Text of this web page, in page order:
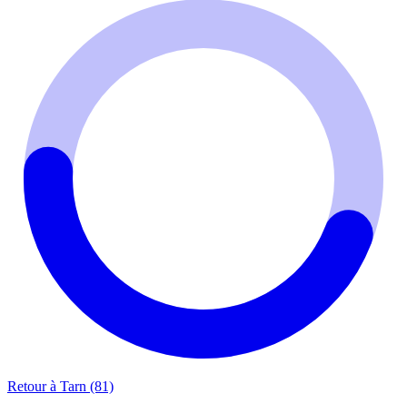
Retour à Tarn (81)